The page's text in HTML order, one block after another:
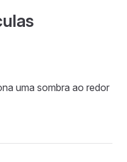
uma sombra ao redor